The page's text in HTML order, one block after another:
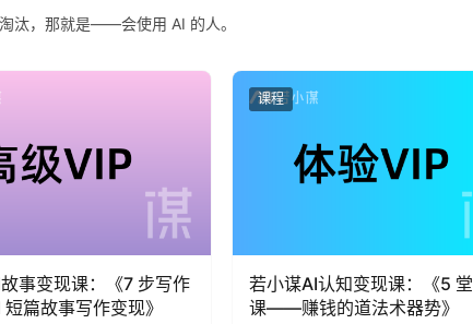
汰，那就是——会使用 AI 的人。
事变现课：《7 步写作
篇故事写作变现》
课程
若小谋AI认知变现课：《5
课——赚钱的道法术器势》